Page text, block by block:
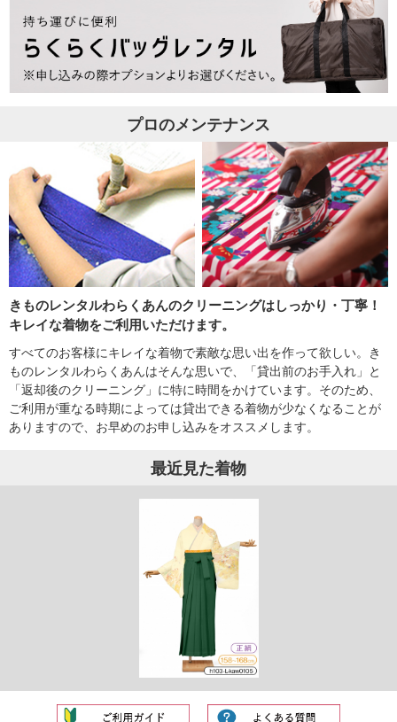
プロのメンテナンス
きものレンタルわらくあんのクリーニングはしっかり・丁寧！
キレイな着物をご利用いただけます。
すべてのお客様にキレイな着物で素敵な思い出を作って欲しい。き
ものレンタルわらくあんはそんな思いで、「貸出前のお手入れ」と
「返却後のクリーニング」に特に時間をかけています。そのため、
ご利用が重なる時期によっては貸出できる着物が少なくなることが
ありますので、お早めのお申し込みをオススメします。
最近見た着物